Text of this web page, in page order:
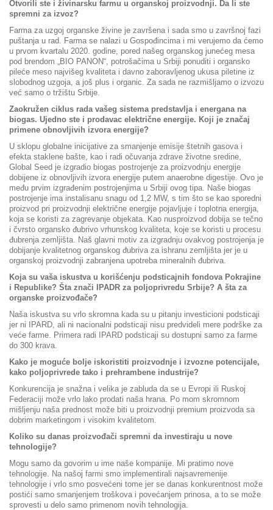
Otvorili ste i živinarsku farmu u organskoj proizvodnji. Da li ste
spremni za izvoz?
Farma za uzgoj organske živine je završena i sada smo u završnoj fazi
puštanja u rad. Farma se nalazi u Gospođincima i mi verujemo da ćemo
u prvom kvartalu 2020. godine, pored našeg organskog junećeg mesa
pod brendom „BIO PANON“, potrošačima u Srbiji ponuditi i organsko
pileće meso najvišeg kvaliteta i davno zaboravljenog ukusa piletine iz
slobodnog uzgoja, a još plus i organic. Za sada ne razmišljamo o izvozu
već samo o tržištu Srbije.
Zaokružen ciklus rada vašeg sistema predstavlja i energana na
biogas. Ujedno ste i prodavac električne energije. Koji je značaj
primene obnovljivih izvora energije?
U sklopu globalne inicijative za smanjenje emisije štetnih gasova i
efekta staklene bašte, kao i radi očuvanja zdrave životne sredine,
Global Seed je izgradio biogas postrojenje za proizvodnju energije
dobijene iz obnovljivih izvora energije putem anaerobne digestije. Ovo je
među prvim izgrađenim postrojenjima u Srbiji ovog tipa. Naše biogas
postrojenje ima instalisanu snagu od 1,2 MW, s tim što se kao sporedni
proizvod pri proizvodnji električne energije pojavljuje i toplotna energija,
koja se koristi za zagrevanje objekata. Kao nusproizvod dobija se tečno
i čvrsto organsko đubrivo vrhunskog kvaliteta, koje se koristi u procesu
đubrenja zemljišta. Naš glavni motiv za izgradnju ovakvog postrojenja je
dobijanje kvalitetnog organskog đubriva za ishranu zemljišta jer je u
organskoj proizvodnji zabranjena upotreba mineralnih đubriva.
Koja su vaša iskustva u korišćenju podsticajnih fondova Pokrajine
i Republike? Šta znači IPADR za poljoprivredu Srbije? A šta za
organske proizvođače?
Naša iskustva su vrlo skromna kada su u pitanju investicioni podsticaji
jer ni IPARD, ali ni nacionalni podsticaji nisu predvideli mere podrške za
veće farme. Primera radi IPARD podsticaji su dostupni samo za farme
do 300 krava.
Kako je moguće bolje iskoristiti proizvodnje i izvozne potencijale,
kako poljoprivrede tako i prehrambene industrije?
Konkurencija je snažna i velika je zabluda da se u Evropi ili Ruskoj
Federaciji može vrlo lako prodati naša hrana. Po mom skromnom
mišljenju naša prednost može biti u proizvodnji premium proizvoda sa
dobrim marketingom i visokim kvalitetom.
Koliko su danas proizvođači spremni da investiraju u nove
tehnologije?
Mogu samo da govorim u ime naše kompanije. Mi pratimo nove
tehnologije. Na našoj farmi smo implementirali najsavremenije
tehnologije i vrlo smo posvećeni tome jer se danas konkurentnost može
postići samo smanjenjem troškova i povećanjem prinosa, a to se može
sprovesti u delo samo primenom novih tehnologija.